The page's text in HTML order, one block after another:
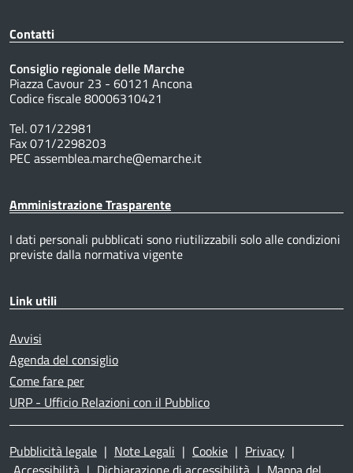
Contatti
Consiglio regionale delle Marche
Piazza Cavour 23 - 60121 Ancona
Codice fiscale 80006310421
Tel. 071/22981
Fax 071/2298203
PEC assemblea.marche@emarche.it
Amministrazione Trasparente
I dati personali pubblicati sono riutilizzabili solo alle condizioni
previste dalla normativa vigente
Link utili
Avvisi
Agenda del consiglio
Come fare per
URP - Ufficio Relazioni con il Pubblico
Pubblicità legale | Note Legali | Cookie | Privacy |